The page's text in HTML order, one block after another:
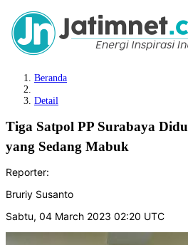
Beranda
Detail
Tiga Satpol PP Surabaya
yang Sedang Mabuk
Reporter:
Bruriy Susanto
Sabtu, 04 March 2023 02:20 UTC